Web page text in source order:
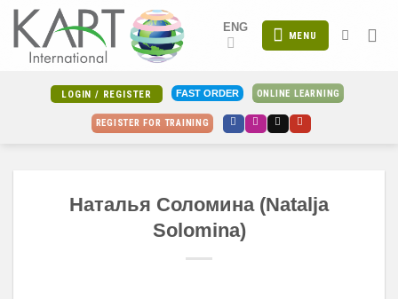
Skip
content
ENG
MENU
LOGIN / REGISTER FAST ORDER ONLINE LEARNING
REGISTER FOR TRAINING
Наталья Соломина (Natalja
Solomina)